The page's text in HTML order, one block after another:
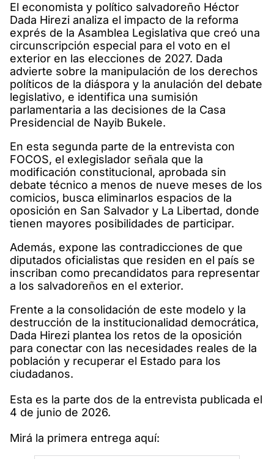
El economista y político salvadoreño Héctor
Dada Hirezi analiza el impacto de la reforma
exprés de la Asamblea Legislativa que creó una
circunscripción especial para el voto en el
exterior en las elecciones de 2027. Dada
advierte sobre la manipulación de los derechos
políticos de la diáspora y la anulación del debate
legislativo, e identifica una sumisión
parlamentaria a las decisiones de la Casa
Presidencial de Nayib Bukele.
En esta segunda parte de la entrevista con
FOCOS, el exlegislador señala que la
modificación constitucional, aprobada sin
debate técnico a menos de nueve meses de los
comicios, busca eliminarlos espacios de la
oposición en San Salvador y La Libertad, donde
tienen mayores posibilidades de participar.
Además, expone las contradicciones de que
diputados oficialistas que residen en el país se
inscriban como precandidatos para representar
a los salvadoreños en el exterior.
Frente a la consolidación de este modelo y la
destrucción de la institucionalidad democrática,
Dada Hirezi plantea los retos de la oposición
para conectar con las necesidades reales de la
población y recuperar el Estado para los
ciudadanos.
Esta es la parte dos de la entrevista publicada el
4 de junio de 2026.
Mirá la primera entrega aquí: